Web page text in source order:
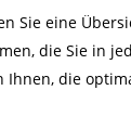
Sie eine
die Sie in
die